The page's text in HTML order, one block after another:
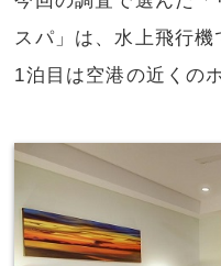
スパ」は、水上飛行機
1泊目は空港の近くの